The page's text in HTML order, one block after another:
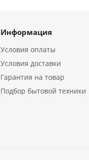
Информация
Условия оплаты
Условия доставки
Гарантия на товар
Подбор бытовой техники